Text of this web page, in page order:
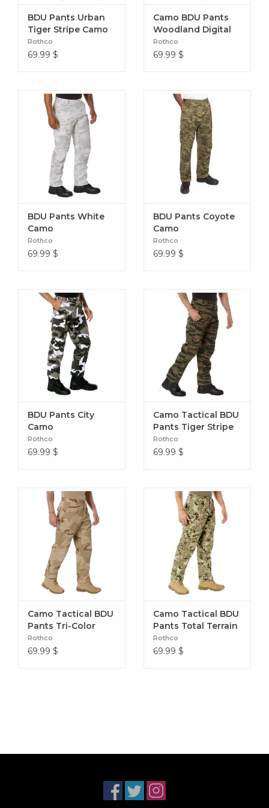
Poches: 6
Dimensions: XSML - taille 27 pouces, . SM taille 31 pouces
MED - taille 35 pouces LRG 39 pouces taille XLR, 44 pouces
taille. 2XL 47 pouces 3LRG 51'' taille 4xl 55 pouces taille 5xl 59
Spécifications des matériaux: 55 % coton, 45 % polyester
Entrejambe 32 pouces
Type d'ajustement: Coupe classique
BDU Pants Urban
Tiger Stripe Camo
Rothco
69.99 $
Camo BDU Pants
Woodland Digital
Rothco
69.99 $
BDU Pants White
Camo
Rothco
69.99 $
BDU Pants Coyote
Camo
Rothco
69.99 $
BDU Pants City
Camo
Rothco
69.99 $
Camo Tactical BDU
Pants Tiger Stripe
Rothco
69.99 $
Camo Tactical BDU
Pants Tri-Color
Desert
Rothco
69.99 $
Camo Tactical BDU
Pants Total Terrain
Rothco
69.99 $